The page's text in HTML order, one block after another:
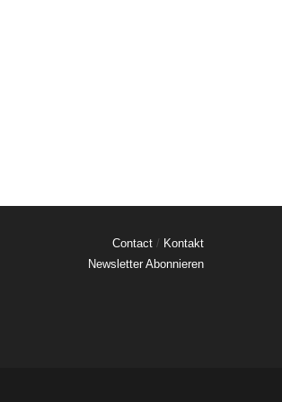
Contact/ Kontakt
Newsletter Abonnieren